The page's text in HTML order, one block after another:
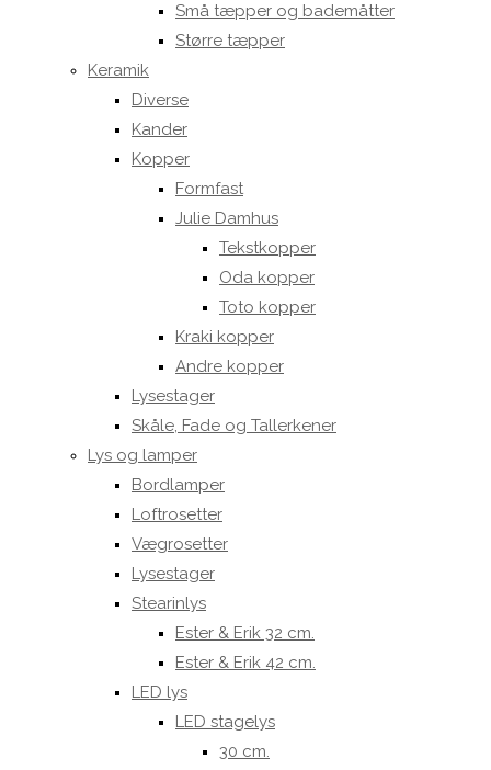
Små tæpper og bademåtter
Større tæpper
Keramik
Diverse
Kander
Kopper
Formfast
Julie Damhus
Tekstkopper
Oda kopper
Toto kopper
Kraki kopper
Andre kopper
Lysestager
Skåle, Fade og Tallerkener
Lys og lamper
Bordlamper
Loftrosetter
Vægrosetter
Lysestager
Stearinlys
Ester & Erik 32 cm.
Ester & Erik 42 cm.
LED lys
LED stagelys
30 cm.